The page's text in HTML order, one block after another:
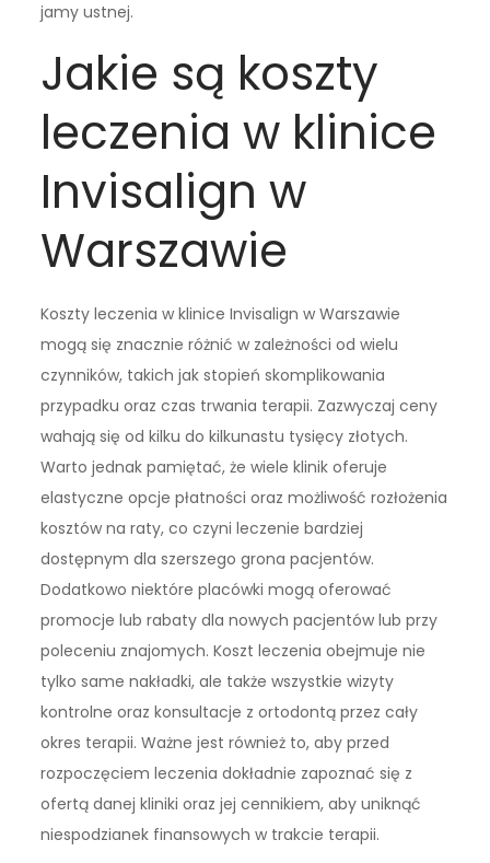
jamy ustnej.
Jakie są koszty
leczenia w klinice
Invisalign w
Warszawie
Koszty leczenia w klinice Invisalign w Warszawie
mogą się znacznie różnić w zależności od wielu
czynników, takich jak stopień skomplikowania
przypadku oraz czas trwania terapii. Zazwyczaj ceny
wahają się od kilku do kilkunastu tysięcy złotych.
Warto jednak pamiętać, że wiele klinik oferuje
elastyczne opcje płatności oraz możliwość rozłożenia
kosztów na raty, co czyni leczenie bardziej
dostępnym dla szerszego grona pacjentów.
Dodatkowo niektóre placówki mogą oferować
promocje lub rabaty dla nowych pacjentów lub przy
poleceniu znajomych. Koszt leczenia obejmuje nie
tylko same nakładki, ale także wszystkie wizyty
kontrolne oraz konsultacje z ortodontą przez cały
okres terapii. Ważne jest również to, aby przed
rozpoczęciem leczenia dokładnie zapoznać się z
ofertą danej kliniki oraz jej cennikiem, aby uniknąć
niespodzianek finansowych w trakcie terapii.